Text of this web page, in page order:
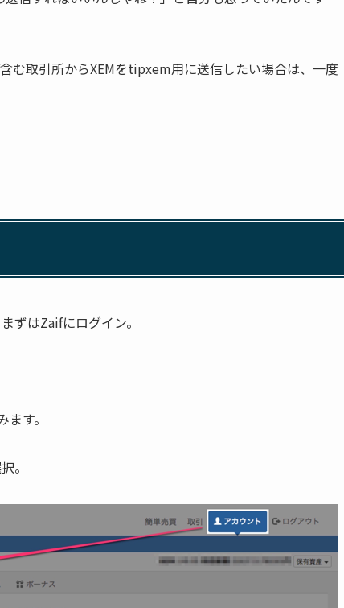
む取引所からXEMをtipxem用に送信したい場合は、一度
ずはZaifにログイン。
す。
。